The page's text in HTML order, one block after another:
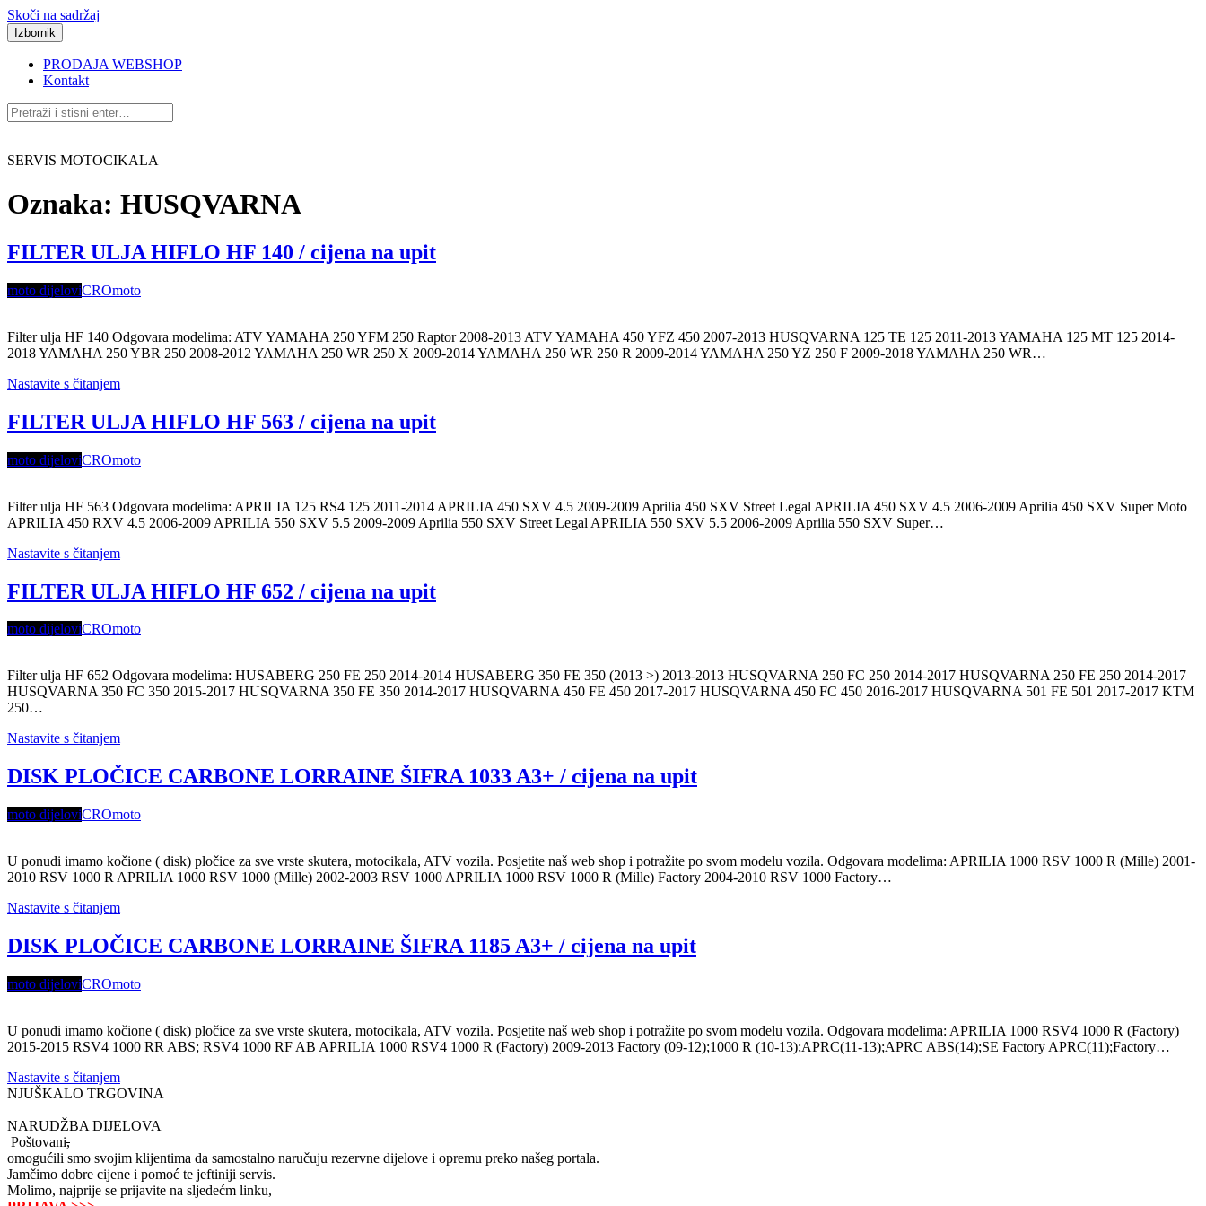
Skoči na sadržaj
Izbornik
PRODAJA WEBSHOP
Kontakt
SERVIS MOTOCIKALA
Oznaka: HUSQVARNA
FILTER ULJA HIFLO HF 140 / cijena na upit
moto dijeloviCROmoto
Filter ulja HF 140 Odgovara modelima: ATV YAMAHA 250 YFM 250 Raptor 2008-2013 ATV YAMAHA 450 YFZ 450 2007-2013 HUSQVARNA 125 TE 125 2011-2013 YAMAHA 125 MT 125 2014-
2018 YAMAHA 250 YBR 250 2008-2012 YAMAHA 250 WR 250 X 2009-2014 YAMAHA 250 WR 250 R 2009-2014 YAMAHA 250 YZ 250 F 2009-2018 YAMAHA 250 WR…
Nastavite s čitanjem
FILTER ULJA HIFLO HF 563 / cijena na upit
moto dijeloviCROmoto
Filter ulja HF 563 Odgovara modelima: APRILIA 125 RS4 125 2011-2014 APRILIA 450 SXV 4.5 2009-2009 Aprilia 450 SXV Street Legal APRILIA 450 SXV 4.5 2006-2009 Aprilia 450 SXV Super Moto
APRILIA 450 RXV 4.5 2006-2009 APRILIA 550 SXV 5.5 2009-2009 Aprilia 550 SXV Street Legal APRILIA 550 SXV 5.5 2006-2009 Aprilia 550 SXV Super…
Nastavite s čitanjem
FILTER ULJA HIFLO HF 652 / cijena na upit
moto dijeloviCROmoto
Filter ulja HF 652 Odgovara modelima: HUSABERG 250 FE 250 2014-2014 HUSABERG 350 FE 350 (2013 >) 2013-2013 HUSQVARNA 250 FC 250 2014-2017 HUSQVARNA 250 FE 250 2014-2017
HUSQVARNA 350 FC 350 2015-2017 HUSQVARNA 350 FE 350 2014-2017 HUSQVARNA 450 FE 450 2017-2017 HUSQVARNA 450 FC 450 2016-2017 HUSQVARNA 501 FE 501 2017-2017 KTM
250…
Nastavite s čitanjem
DISK PLOČICE CARBONE LORRAINE ŠIFRA 1033 A3+ / cijena na upit
moto dijeloviCROmoto
U ponudi imamo kočione ( disk) pločice za sve vrste skutera, motocikala, ATV vozila. Posjetite naš web shop i potražite po svom modelu vozila. Odgovara modelima: APRILIA 1000 RSV 1000 R (Mille) 2001-
2010 RSV 1000 R APRILIA 1000 RSV 1000 (Mille) 2002-2003 RSV 1000 APRILIA 1000 RSV 1000 R (Mille) Factory 2004-2010 RSV 1000 Factory…
Nastavite s čitanjem
DISK PLOČICE CARBONE LORRAINE ŠIFRA 1185 A3+ / cijena na upit
moto dijeloviCROmoto
U ponudi imamo kočione ( disk) pločice za sve vrste skutera, motocikala, ATV vozila. Posjetite naš web shop i potražite po svom modelu vozila. Odgovara modelima: APRILIA 1000 RSV4 1000 R (Factory)
2015-2015 RSV4 1000 RR ABS; RSV4 1000 RF AB APRILIA 1000 RSV4 1000 R (Factory) 2009-2013 Factory (09-12);1000 R (10-13);APRC(11-13);APRC ABS(14);SE Factory APRC(11);Factory…
Nastavite s čitanjem
NJUŠKALO TRGOVINA
NARUDŽBA DIJELOVA
Poštovani,
omogućili smo svojim klijentima da samostalno naručuju rezervne dijelove i opremu preko našeg portala.
Jamčimo dobre cijene i pomoć te jeftiniji servis.
Molimo, najprije se prijavite na sljedećm linku,